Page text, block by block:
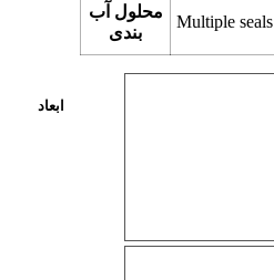
محلول آب
بندی
Multiple seals
ابعاد